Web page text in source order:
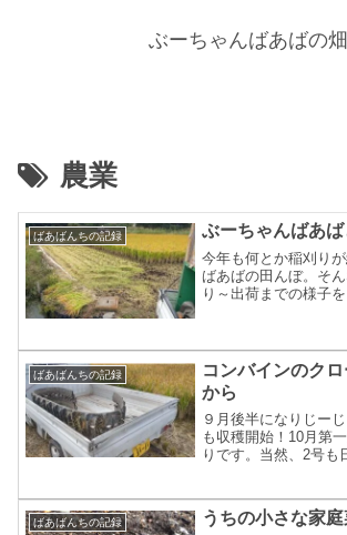
ぶーちゃんばあばの畑
農業
ばあばんちの記録 ぶーちゃんばあ
今年も何とか稲刈り
ばあばの田んぼ。そ
り～出荷までの様子
ない（笑）。それな
作業的なものの解説
ばあばんちの記録
コンバインのク
から
９月後半になりじー
も収穫開始！10月第
りです。当然、2号も
たった一日このこと
ワークとは全く違う
ばあばんちの記録 うちの小さな家